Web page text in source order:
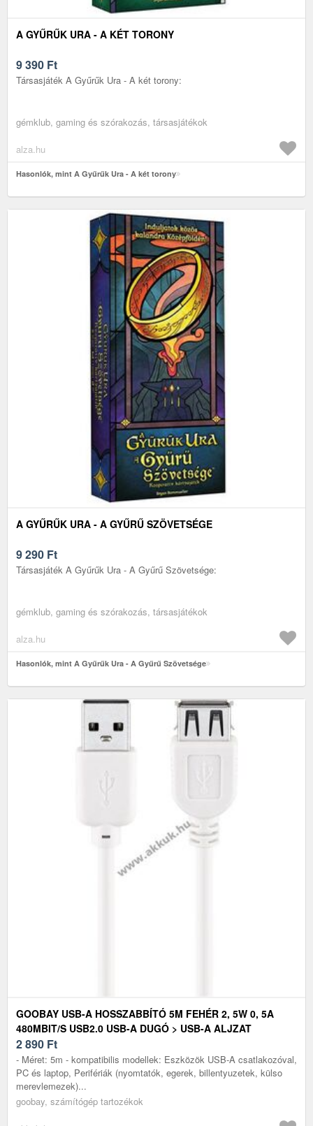
A GYŰRŰK URA - A KÉT TORONY
9 390 Ft
Társasjáték A Gyűrűk Ura - A két torony:
gémklub, gaming és szórakozás, társasjátékok
alza.hu
Hasonlók, mint A Gyűrűk Ura - A két torony
A GYŰRŰK URA - A GYŰRŰ SZÖVETSÉGE
9 290 Ft
Társasjáték A Gyűrűk Ura - A Gyűrű Szövetsége:
gémklub, gaming és szórakozás, társasjátékok
alza.hu
Hasonlók, mint A Gyűrűk Ura - A Gyűrű Szövetsége
GOOBAY USB-A HOSSZABBÍTÓ 5M FEHÉR 2, 5W 0, 5A
480MBIT/S USB2.0 USB-A DUGÓ > USB-A ALJZAT
2 890 Ft
- Méret: 5m - kompatibilis modellek: Eszközök USB-A csatlakozóval,
PC és laptop, Perifériák (nyomtatók, egerek, billentyuzetek, külso
merevlemezek)...
goobay, számítógép tartozékok